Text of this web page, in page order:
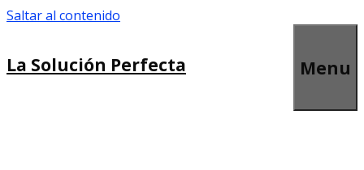
Saltar al contenido
La Solución Perfecta Menu